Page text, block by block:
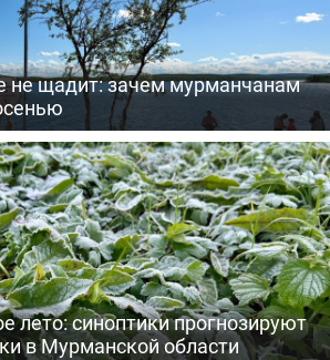
не щадит: зачем мурманчанам
лето: синоптики прогнозируют
в Мурманской области